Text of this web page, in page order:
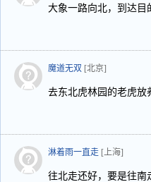
大象一路向北，到达目
魔道无双 [北京]
去东北虎林园的老虎放
淋着雨一直走 [上海]
往北走还好，要是往南